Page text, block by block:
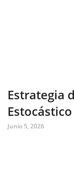
Estrategia
Junio 5, 2026